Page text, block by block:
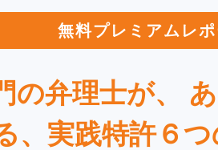
無料プレミアムレポ
の弁理士が、
、実践特許６つ